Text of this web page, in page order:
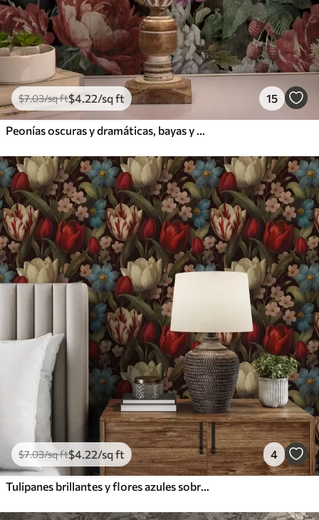
$7.03/sq ft$4.22/sq ft 15
Peonías oscuras y dramáticas, bayas y mariposa sobre fondo negro
$7.03/sq ft$4.22/sq ft 4
Tulipanes brillantes y flores azules sobre fondo oscuro